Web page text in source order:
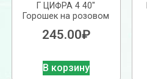
Г ЦИФРА 4 40″
Горошек на розовом
245.00₽
В корзину